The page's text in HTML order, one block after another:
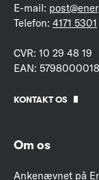
E-mail:
Telefon: 4171 5301
CVR: 10 29 48 19
EAN:
KONTAKT OS
Om os
Ankenævnet på